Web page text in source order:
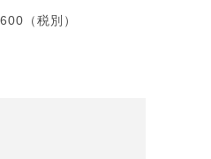
（税別）